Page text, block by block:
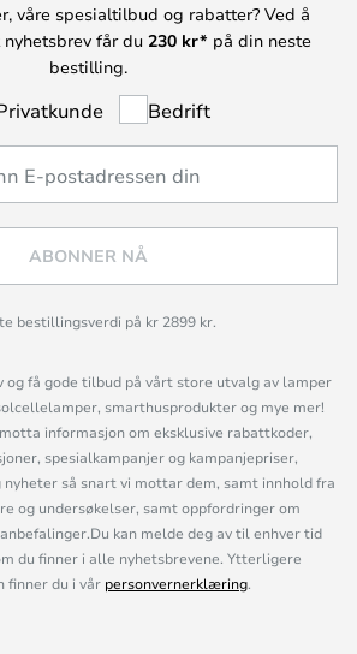
våre spesialtilbud og rabatter? Ved å
får du 230 kr* på din neste
bestilling.
Bedrift
ABONNER NÅ
bestillingsverdi på kr 2899 kr.
og få gode tilbud på vårt store utvalg av lamper
smarthusprodukter og mye mer!
informasjon om eksklusive rabattkoder,
spesialkampanjer og kampanjepriser,
så snart vi mottar dem, samt innhold fra
og undersøkelser, samt oppfordringer om
kan melde deg av til enhver tid
du finner i alle nyhetsbrevene. Ytterligere
finner du i vår personvernerklæring.